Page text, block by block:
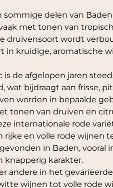
sommige delen van
met tonen van
druivensoort wordt
in kruidige, aromatische
is de afgelopen jaren
wat bijdraagt aan frisse,
worden in bepaalde
tonen van druiven en
internationale rode
en volle rode wijnen
in Baden, vooral
knapperig karakter.
andere in het
wijnen tot volle rode